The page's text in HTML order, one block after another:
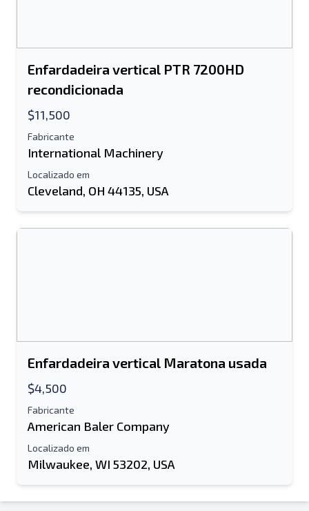
Enfardadeira vertical PTR 7200HD
recondicionada
$11,500
Fabricante
International Machinery
Localizado em
Cleveland, OH 44135, USA
Enfardadeira vertical Maratona usada
$4,500
Fabricante
American Baler Company
Localizado em
Milwaukee, WI 53202, USA